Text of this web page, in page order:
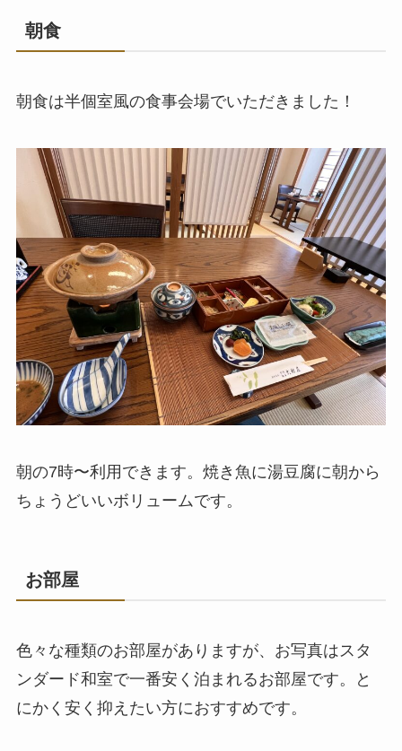
朝食
朝食は半個室風の食事会場でいただきました！
朝の7時〜利用できます。焼き魚に湯豆腐に朝から
ちょうどいいボリュームです。
お部屋
色々な種類のお部屋がありますが、お写真はスタ
ンダード和室で一番安く泊まれるお部屋です。と
にかく安く抑えたい方におすすめです。